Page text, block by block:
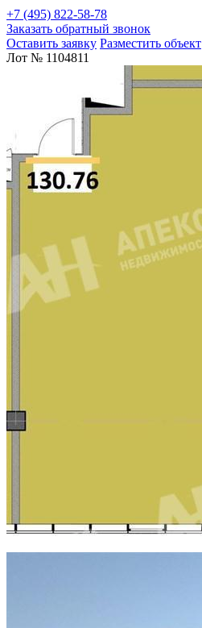
+7 (495) 822-58-78
Заказать обратный звонок
Оставить заявку Разместить объект
Лот № 1104811